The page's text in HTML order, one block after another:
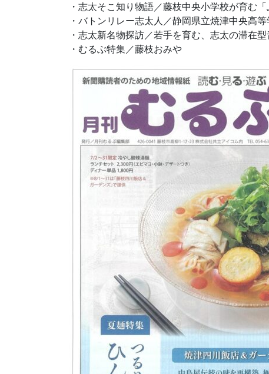
中核的労働要求事項に関する方針声明
コンテンツ制作
周年事業
採用プロモーション
・志太そこ知り物語／藤枝中央小学校が育む
・バトンリレー志太人／静岡県立焼津中央高
・志太新名物探訪／若手を育む、志太の滞在
・むるぶ特集／藤枝おみや